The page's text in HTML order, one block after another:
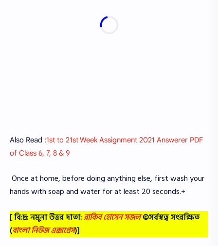
Also Read :1st to 21st Week Assignment 2021 Answerer PDF
of Class 6, 7, 8 & 9
Once at home, before doing anything else, first wash your
hands with soap and water for at least 20 seconds.+
[ বি:দ্র: নমুনা উত্তর দাতা:রাকিব হোসেন সজল©সর্বস্বত্ব সংরক্ষিত
(বাংলা নিউজ এক্সপ্রেস)]